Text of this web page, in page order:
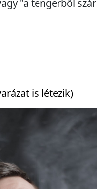
"a tengerből
is létezik)